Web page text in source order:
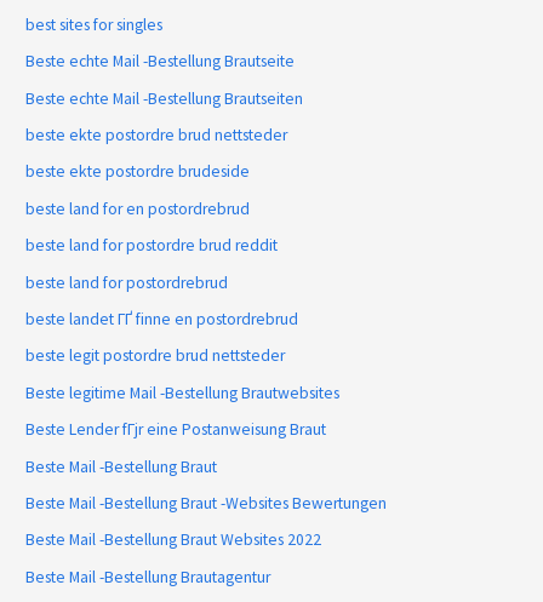
best sites for singles
Beste echte Mail -Bestellung Brautseite
Beste echte Mail -Bestellung Brautseiten
beste ekte postordre brud nettsteder
beste ekte postordre brudeside
beste land for en postordrebrud
beste land for postordre brud reddit
beste land for postordrebrud
beste landet ГҐ finne en postordrebrud
beste legit postordre brud nettsteder
Beste legitime Mail -Bestellung Brautwebsites
Beste Lender fГјr eine Postanweisung Braut
Beste Mail -Bestellung Braut
Beste Mail -Bestellung Braut -Websites Bewertungen
Beste Mail -Bestellung Braut Websites 2022
Beste Mail -Bestellung Brautagentur